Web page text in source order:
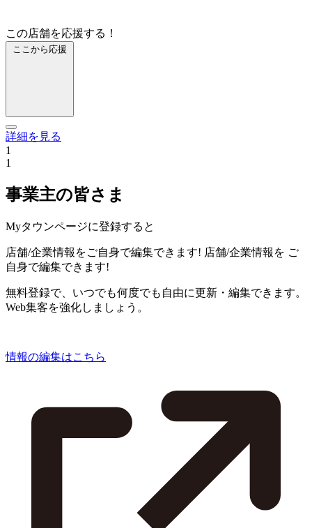
この店舗を応援する！
ここから応援
詳細を見る
1
1
事業主の皆さま
Myタウンページに登録すると
店舗/企業情報をご自身で編集できます! 店舗/企業情報を ご
自身で編集できます!
無料登録で、いつでも何度でも自由に更新・編集できます。
Web集客を強化しましょう。
情報の編集はこちら